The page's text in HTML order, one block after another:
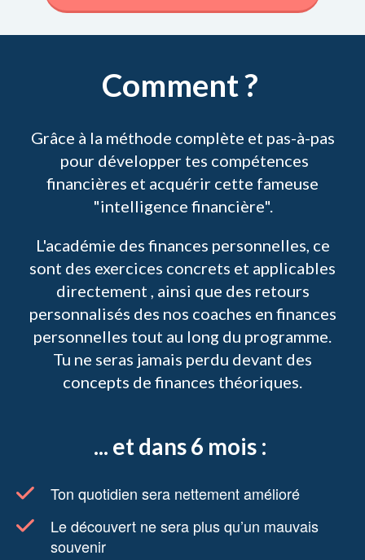
Comment ?
Grâce à la méthode complète et pas-à-pas
pour développer tes compétences
financières et acquérir cette fameuse
"intelligence financière".
L'académie des finances personnelles, ce
sont des exercices concrets et applicables
directement , ainsi que des retours
personnalisés des nos coaches en finances
personnelles tout au long du programme.
Tu ne seras jamais perdu devant des
concepts de finances théoriques.
... et dans 6 mois :
Ton quotidien sera nettement amélioré
Le découvert ne sera plus qu’un mauvais
souvenir